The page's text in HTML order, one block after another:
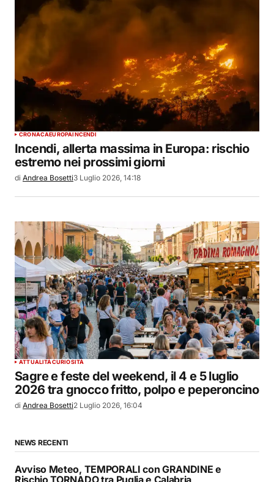
CRONACAEUROPAINCENDI
Incendi, allerta massima in Europa: rischio
estremo nei prossimi giorni
di Andrea Bosetti3 Luglio 2026, 14:18
ATTUALITÀCURIOSITÀ
Sagre e feste del weekend, il 4 e 5 luglio
2026 tra gnocco fritto, polpo e peperoncino
di Andrea Bosetti2 Luglio 2026, 16:04
NEWS RECENTI
Avviso Meteo, TEMPORALI con GRANDINE e